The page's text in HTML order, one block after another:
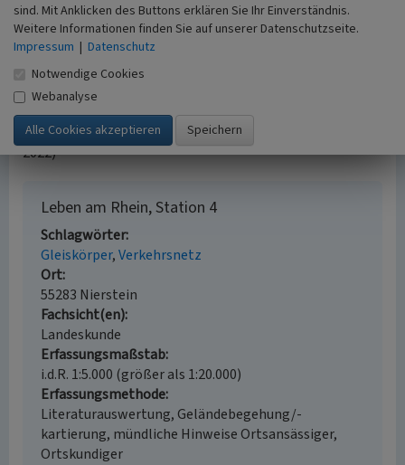
notwendig. Sie mussten aufgegeben werden. Heute
erinnern noch der Schiffermast, den 1936 der
Schifferverein „Einigkeit“ errichtete, der Anlegesteiger
und eben die Schienen der Rheinbahn an die große Zeit der
Niersteiner Schifffahrt.
(Hans-Peter Hexemer, Geschichtsverein Nierstein e.V.,
2022)
Leben am Rhein, Station 4
Schlagwörter
Gleiskörper Verkehrsnetz
Ort
55283 Nierstein
Fachsicht(en)
Landeskunde
Erfassungsmaßstab
i.d.R. 1:5.000 (größer als 1:20.000)
Erfassungsmethode
Literaturauswertung, Geländebegehung/-
kartierung, mündliche Hinweise Ortsansässiger,
Ortskundiger
sind. Mit Anklicken des Buttons erklären Sie Ihr Einverständnis.
Weitere Informationen finden Sie auf unserer Datenschutzseite.
Impressum | Datenschutz
Notwendige Cookies
Webanalyse